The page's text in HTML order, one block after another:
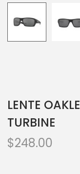
LENTE
TURBINE
$248.00